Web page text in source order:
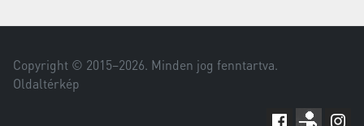
Copyright © 2015–2026. Minden jog fenntartva.
Oldaltérkép